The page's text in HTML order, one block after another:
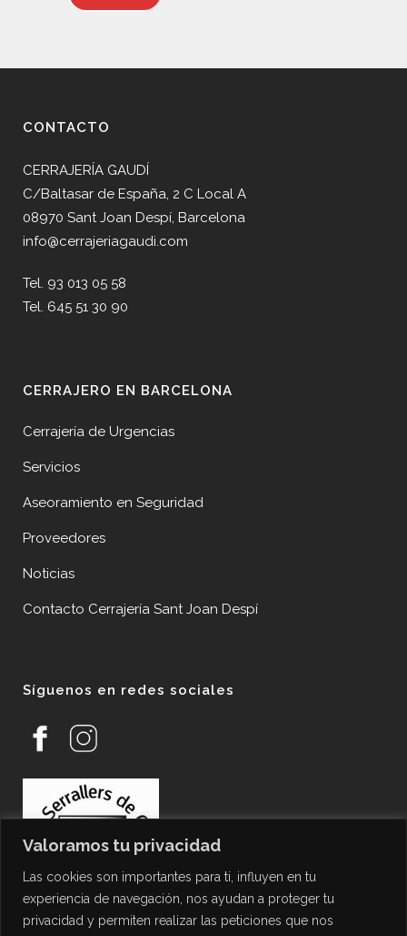
Valoramos tu privacidad
Las cookies son importantes para ti, influyen en tu
experiencia de navegación, nos ayudan a proteger tu
privacidad y permiten realizar las peticiones que nos
CONTACTO
CERRAJERÍA GAUDÍ
C/Baltasar de España, 2 C Local A
08970 Sant Joan Despí, Barcelona
info@cerrajeriagaudi.com
Tel. 93 013 05 58
Tel. 645 51 30 90
CERRAJERO EN BARCELONA
Cerrajería de Urgencias
Servicios
Aseoramiento en Seguridad
Proveedores
Noticias
Contacto Cerrajería Sant Joan Despí
Síguenos en redes sociales